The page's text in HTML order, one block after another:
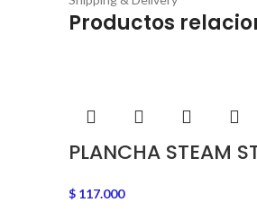
Productos
PLANCHA STEAM
$ 117.000